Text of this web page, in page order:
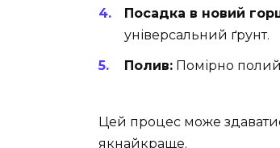
Посадка в новий
універсальний ґрунт.
Полив: Помірно
Цей процес може
якнайкраще.